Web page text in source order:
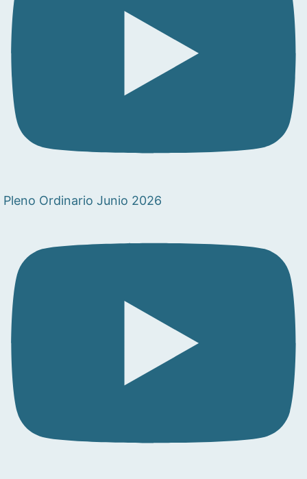
Pleno Ordinario Junio 2026